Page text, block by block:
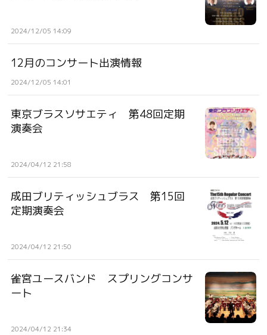
2024/12/05 14:09
12月のコンサート出演情報
2024/12/05 14:01
東京ブラスソサエティ 第48回定期
演奏会
2024/04/12 21:58
成田ブリティッシュブラス 第15回
定期演奏会
2024/04/12 21:50
雀宮ユースバンド スプリングコンサ
ート
2024/04/12 21:34